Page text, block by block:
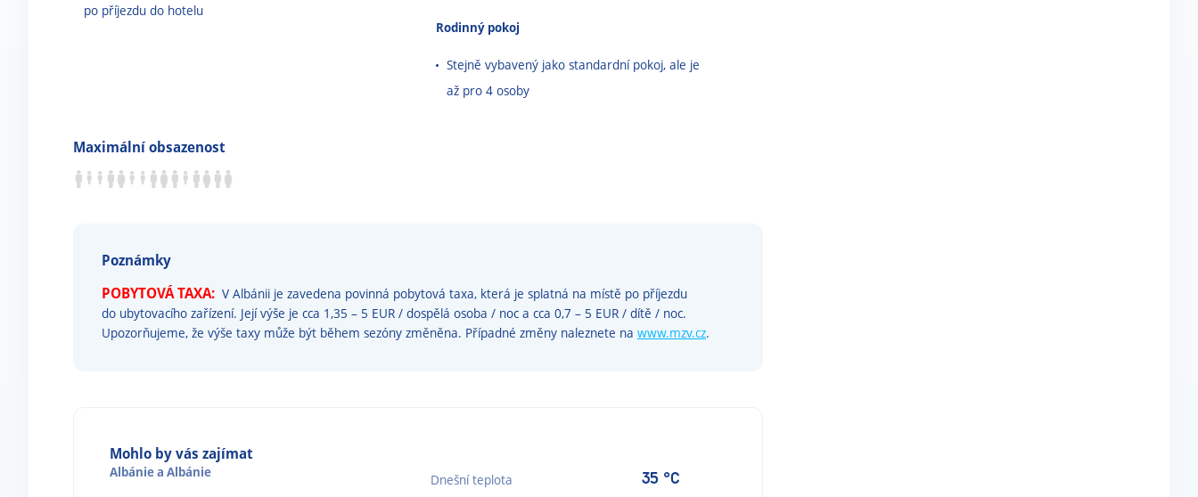
po příjezdu do hotelu
Rodinný pokoj
Stejně vybavený jako standardní pokoj, ale je
až pro 4 osoby
Maximální obsazenost
Poznámky
POBYTOVÁ TAXA: V Albánii je zavedena povinná pobytová taxa, která je splatná na místě po příjezdu
do ubytovacího zařízení. Její výše je cca 1,35 – 5 EUR / dospělá osoba / noc a cca 0,7 – 5 EUR / dítě / noc.
Upozorňujeme, že výše taxy může být během sezóny změněna. Případné změny naleznete na www.mzv.cz.
Mohlo by vás zajímat
Albániea Albánie Dnešní teplota 35 °C